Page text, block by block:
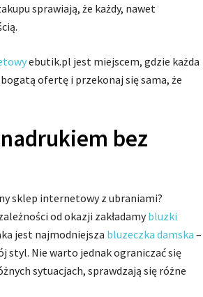
sprawiają, że każdy, nawet
ebutik.pl jest miejscem, gdzie każda
ofertę i przekonaj się sama, że
bez
sklep internetowy z ubraniami?
od okazji zakładamybluzki
jest najmodniejsza bluzeczka damska –
styl. Nie warto jednak ograniczać się
sytuacjach, sprawdzają się różne